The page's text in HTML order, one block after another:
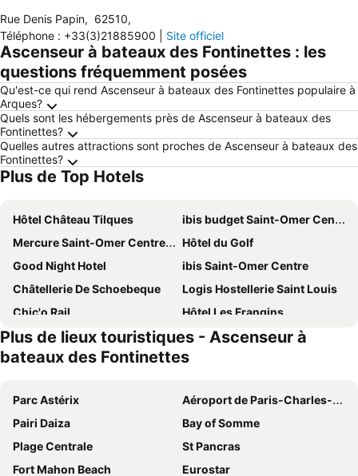
Rue Denis Papin, 62510,
Téléphone : +33(3)21885900 Site officiel
Ascenseur à bateaux des Fontinettes : les
questions fréquemment posées
Qu'est-ce qui rend Ascenseur à bateaux des Fontinettes populaire à
Arques?
Quels sont les hébergements près de Ascenseur à bateaux des
Fontinettes?
Quelles autres attractions sont proches de Ascenseur à bateaux des
Fontinettes?
Plus de Top Hotels
Hôtel Château Tilques
ibis budget Saint-Omer Centre
Mercure Saint-Omer Centre Gare
Hôtel du Golf
Good Night Hotel
ibis Saint-Omer Centre
Châtellerie De Schoebeque
Logis Hostellerie Saint Louis
Chic'o Rail
Hôtel Les Frangins
La Sapinière
Hotel Bal
La Ferme des Templiers de Fléchinelle
Hôtel Fleur de Lys Hazebrouck
CLOS DU BAILLI
Le Saint Sébastien
La Sapinière
Lodges de Malbrough
Ferme Du Pre Vert - Chambres d'hôtes B&B
Maison de Charme de La Biette
Plus de lieux touristiques - Ascenseur à
bateaux des Fontinettes
Parc Astérix
Aéroport de Paris-Charles-de-Gaulle
Pairi Daiza
Bay of Somme
Plage Centrale
St Pancras
Fort Mahon Beach
Eurostar